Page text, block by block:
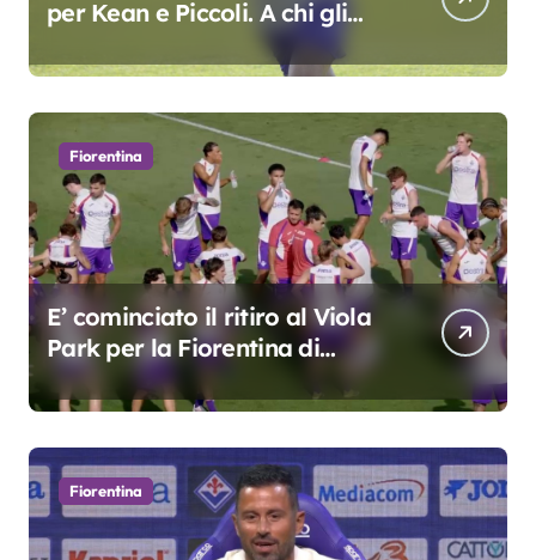
per Kean e Piccoli. A chi gli
oscar del precampionato?
Fiorentina
E’ cominciato il ritiro al Viola
Park per la Fiorentina di
Grosso
Fiorentina